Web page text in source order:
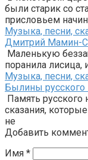
были старик со
присловьем
Музыка, песни,
Дмитрий Мамин-
Маленькую
поранила лисица,
Музыка, песни,
Былины русского
Память русского
сказания,
не
Добавить
Имя *